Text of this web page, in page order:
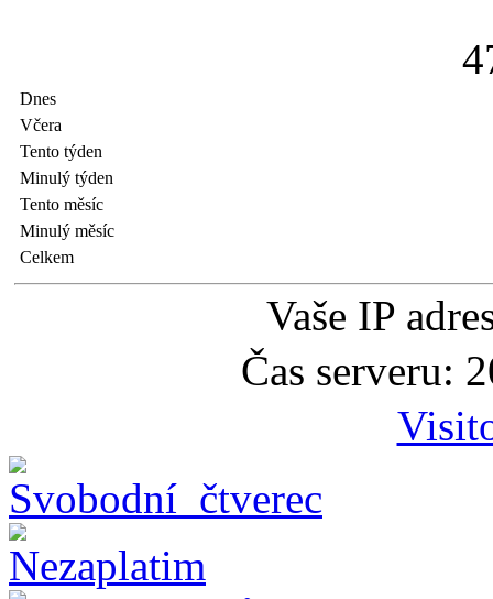
4
Dnes
Včera
Tento týden
Minulý týden
Tento měsíc
Minulý měsíc
Celkem
Vaše IP
Čas serveru: